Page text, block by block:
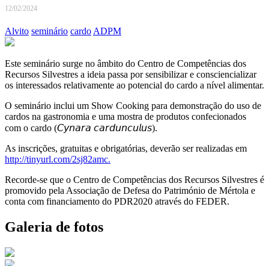
12/02/2024
Alvito seminário cardoADPM
Este seminário surge no âmbito do Centro de Competências dos
Recursos Silvestres a ideia passa por sensibilizar e consciencializar
os interessados relativamente ao potencial do cardo a nível alimentar.
O seminário inclui um Show Cooking para demonstração do uso de
cardos na gastronomia e uma mostra de produtos confecionados
com o cardo (𝘊𝘺𝘯𝘢𝘳𝘢 𝘤𝘢𝘳𝘥𝘶𝘯𝘤𝘶𝘭𝘶𝘴).
As inscrições, gratuitas e obrigatórias, deverão ser realizadas em
http://tinyurl.com/2sj82amc.
Recorde-se que o Centro de Competências dos Recursos Silvestres é
promovido pela Associação de Defesa do Património de Mértola e
conta com financiamento do PDR2020 através do FEDER.
Galeria de fotos